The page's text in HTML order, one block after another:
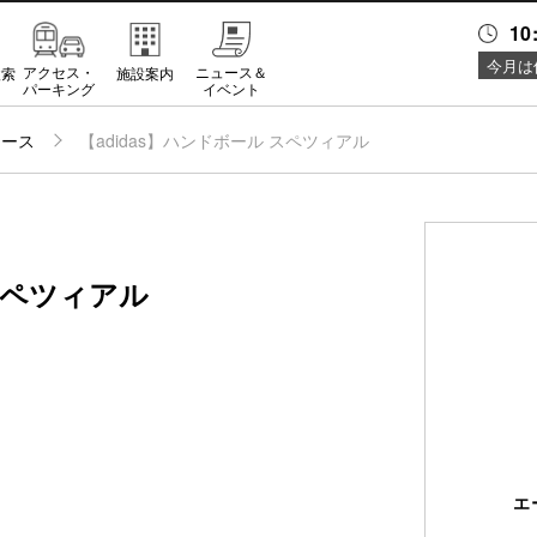
今月
アクセス・
パーキング
施設案内
ニュース＆
イベント
ス 【adidas】ハンドボール スペツィアル
ツィアル
エ